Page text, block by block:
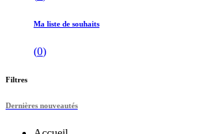
Ma liste de souhaits
(0)
Filtres
Dernières nouveautés